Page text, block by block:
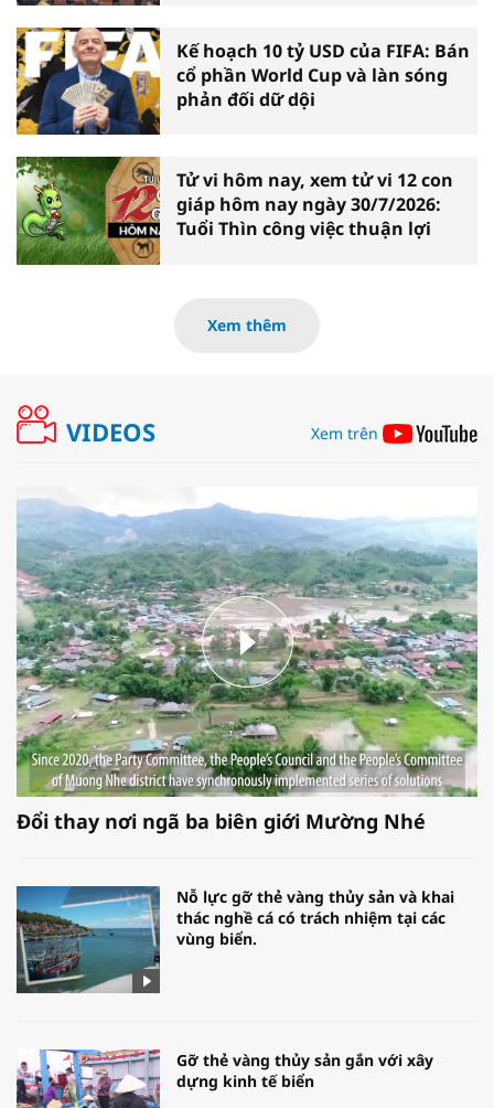
Kế hoạch 10 tỷ USD của FIFA: Bán
cổ phần World Cup và làn sóng
phản đối dữ dội
Tử vi hôm nay, xem tử vi 12 con
giáp hôm nay ngày 30/7/2026:
Tuổi Thìn công việc thuận lợi
Xem thêm
VIDEOS Xem trên
Đổi thay nơi ngã ba biên giới Mường Nhé
Nỗ lực gỡ thẻ vàng thủy sản và khai
thác nghề cá có trách nhiệm tại các
vùng biển.
Gỡ thẻ vàng thủy sản gắn với xây
dựng kinh tế biển